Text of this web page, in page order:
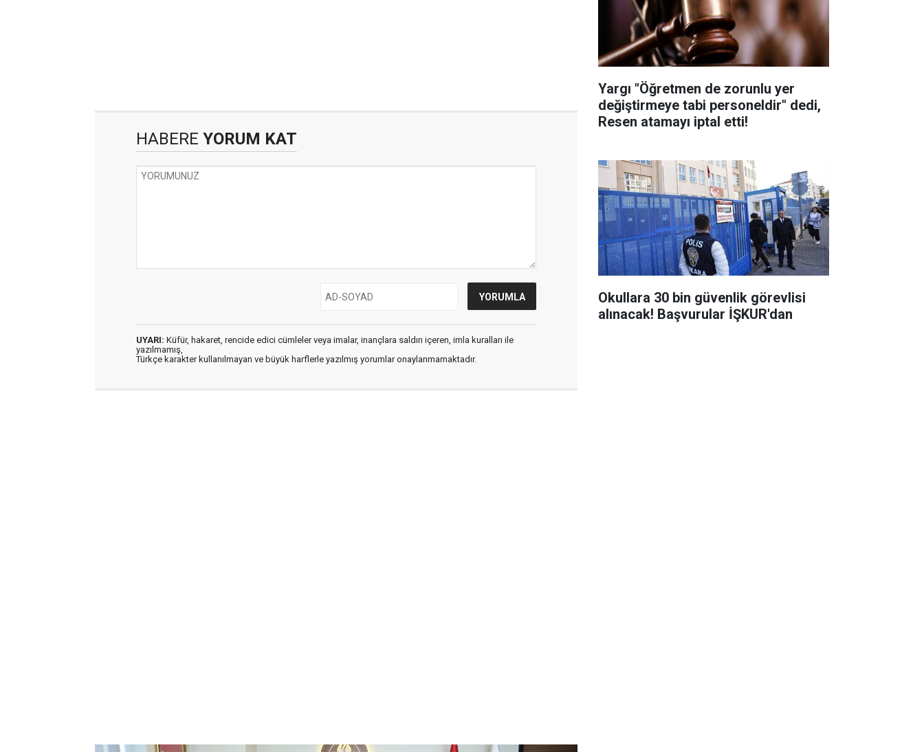
HABERE YORUM KAT
UYARI: Küfür, hakaret, rencide edici cümleler veya imalar, inançlara saldırı içeren, imla kuralları ile
yazılmamış,
Türkçe karakter kullanılmayan ve büyük harflerle yazılmış yorumlar onaylanmamaktadır.
Yargı "Öğretmen de zorunlu yer
değiştirmeye tabi personeldir" dedi,
Resen atamayı iptal etti!
Okullara 30 bin güvenlik görevlisi
alınacak! Başvurular İŞKUR'dan